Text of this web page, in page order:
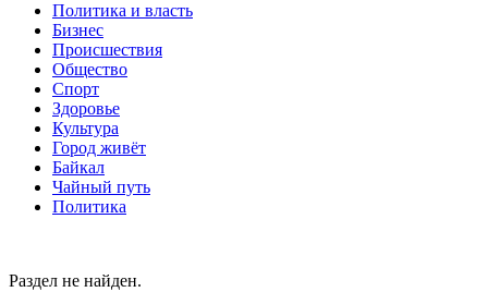
Политика и власть
Бизнес
Происшествия
Общество
Cпорт
Здоровье
Культура
Город живёт
Байкал
Чайный путь
Политика
Раздел не найден.